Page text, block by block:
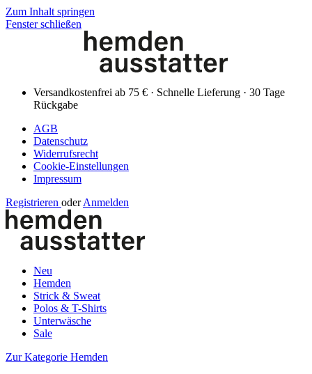
Zum Inhalt springen
Fenster schließen
Versandkostenfrei ab 75 € · Schnelle Lieferung · 30 Tage
Rückgabe
AGB
Datenschutz
Widerrufsrecht
Cookie-Einstellungen
Impressum
Registrieren oder Anmelden
Neu
Hemden
Strick & Sweat
Polos & T-Shirts
Unterwäsche
Sale
Zur Kategorie Hemden